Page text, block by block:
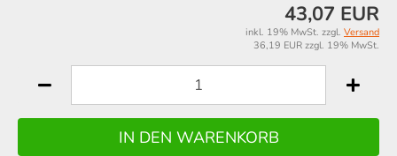
43,07 EUR
inkl. 19% MwSt. zzgl. Versand
36,19 EUR zzgl. 19% MwSt.